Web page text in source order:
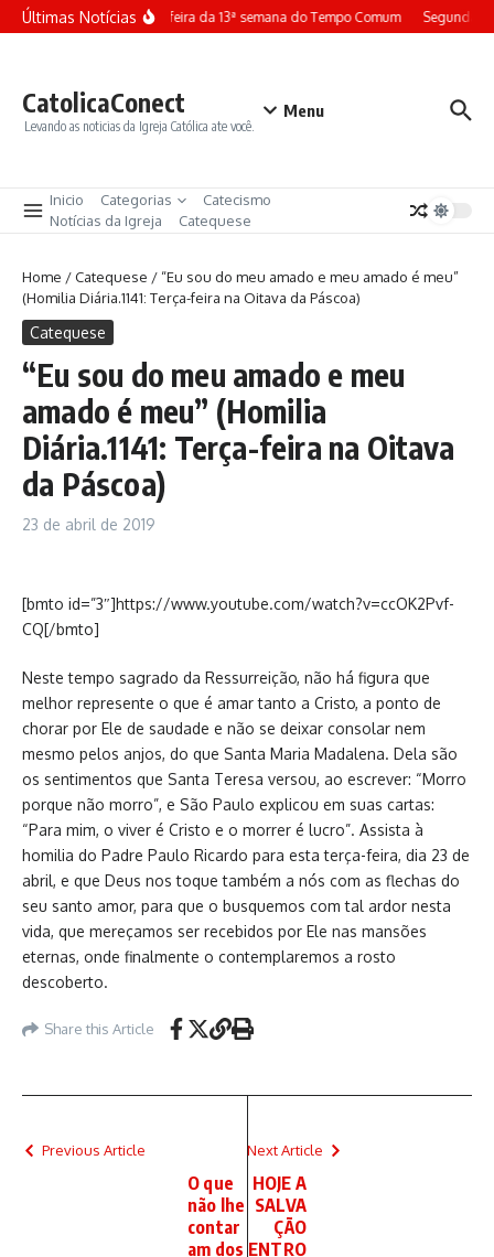
Ir para o conteúdo
Últimas NotíciasTerça-feira da 13ª semana do Tempo Comum Segunda-
CatolicaConect
Levando as noticias da Igreja Católica ate você.
Menu
Inicio Categorias
Catecismo
Notícias da Igreja
Catequese
Home /Catequese / “Eu sou do meu amado e meu amado é meu”
(Homilia Diária.1141: Terça-feira na Oitava da Páscoa)
Catequese
“Eu sou do meu amado e meu
amado é meu” (Homilia
Diária.1141: Terça-feira na Oitava
da Páscoa)
23 de abril de 2019
[bmto id=”3″]https://www.youtube.com/watch?v=ccOK2Pvf-
CQ[/bmto]
Neste tempo sagrado da Ressurreição, não há figura que
melhor represente o que é amar tanto a Cristo, a ponto de
chorar por Ele de saudade e não se deixar consolar nem
mesmo pelos anjos, do que Santa Maria Madalena. Dela são
os sentimentos que Santa Teresa versou, ao escrever: “Morro
porque não morro”, e São Paulo explicou em suas cartas:
“Para mim, o viver é Cristo e o morrer é lucro”. Assista à
homilia do Padre Paulo Ricardo para esta terça-feira, dia 23 de
abril, e que Deus nos toque também a nós com as flechas do
seu santo amor, para que o busquemos com tal ardor nesta
vida, que mereçamos ser recebidos por Ele nas mansões
eternas, onde finalmente o contemplaremos a rosto
descoberto.
Share this Article
Previous Article
O que
não lhe
contar
am dos
Next Article
HOJE A
SALVA
ÇÃO
ENTRO